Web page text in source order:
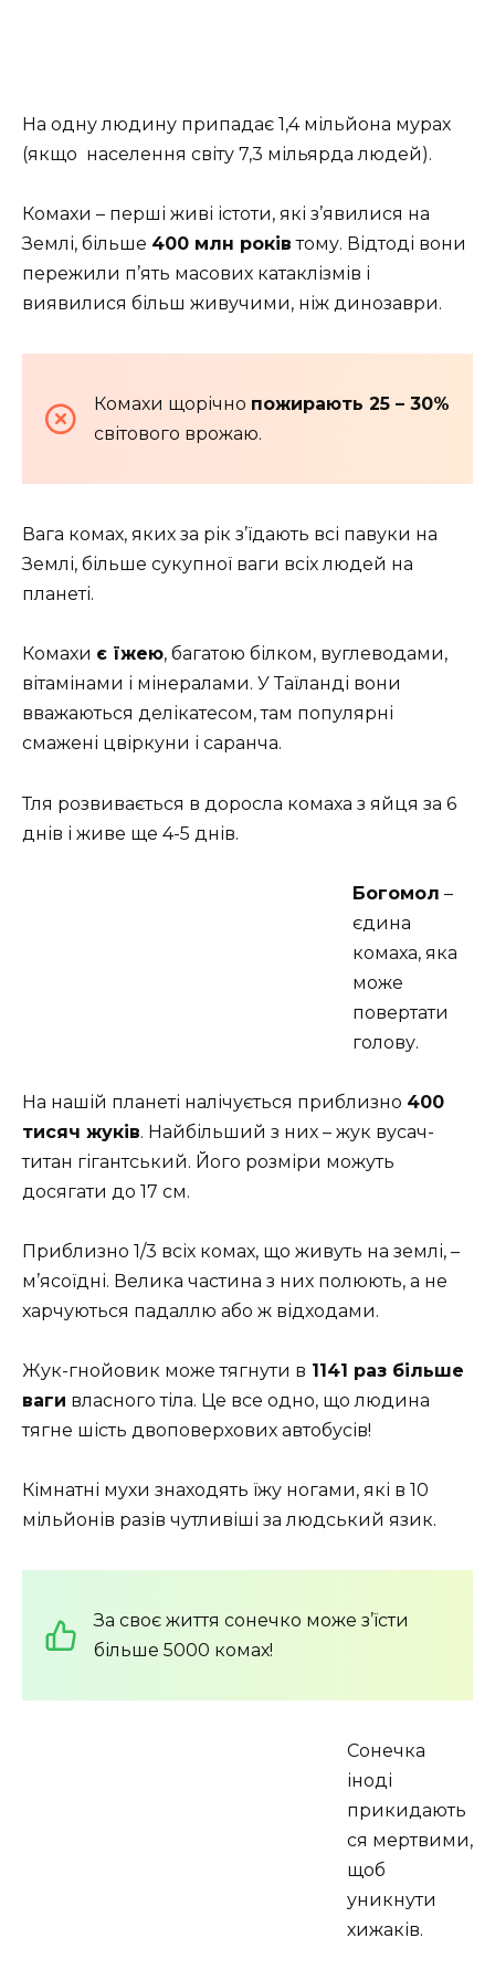
На одну людину припадає 1,4 мільйона мурах
(якщо населення світу 7,3 мільярда людей).
Комахи – перші живі істоти, які з’явилися на
Землі, більше 400 млн років тому. Відтоді вони
пережили п’ять масових катаклізмів і
виявилися більш живучими, ніж динозаври.
Комахи щорічно пожирають 25 – 30%
світового врожаю.
Вага комах, яких за рік з’їдають всі павуки на
Землі, більше сукупної ваги всіх людей на
планеті.
Комахи є їжею, багатою білком, вуглеводами,
вітамінами і мінералами. У Таїланді вони
вважаються делікатесом, там популярні
смажені цвіркуни і саранча.
Тля розвивається в доросла комаха з яйця за 6
днів і живе ще 4-5 днів.
Богомол –
єдина
комаха, яка
може
повертати
голову.
На нашій планеті налічується приблизно 400
тисяч жуків. Найбільший з них – жук вусач-
титан гігантський. Його розміри можуть
досягати до 17 см.
Приблизно 1/3 всіх комах, що живуть на землі, –
м’ясоїдні. Велика частина з них полюють, а не
харчуються падаллю або ж відходами.
Жук-гнойовик може тягнути в 1141 раз більше
ваги власного тіла. Це все одно, що людина
тягне шість двоповерхових автобусів!
Кімнатні мухи знаходять їжу ногами, які в 10
мільйонів разів чутливіші за людський язик.
За своє життя сонечко може з’їсти
більше 5000 комах!
Сонечка
іноді
прикидають
ся мертвими,
щоб
уникнути
хижаків.